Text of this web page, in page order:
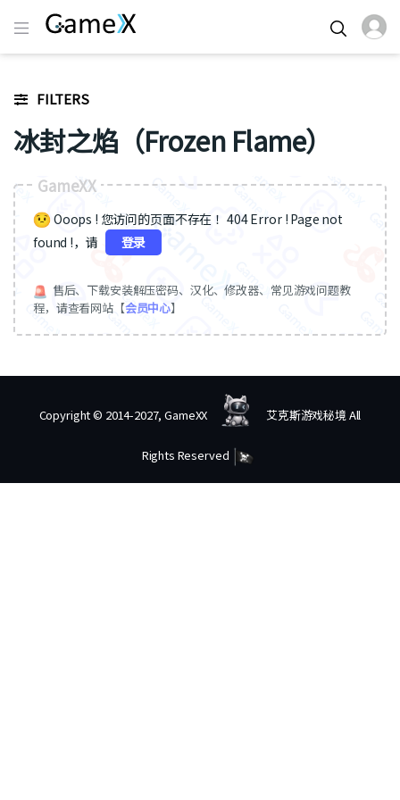
FILTERS
冰封之焰（Frozen Flame）
GameXX
Ooops ! 您访问的页面不存在 ！404 Error ! Page not
found !，请
登录
售后、下载安装解压密码、汉化、修改器、常见游戏问题教
程，请查看网站【会员中心】
Copyright © 2014-2027, GameXX 艾克斯游戏秘境 All
Rights Reserved